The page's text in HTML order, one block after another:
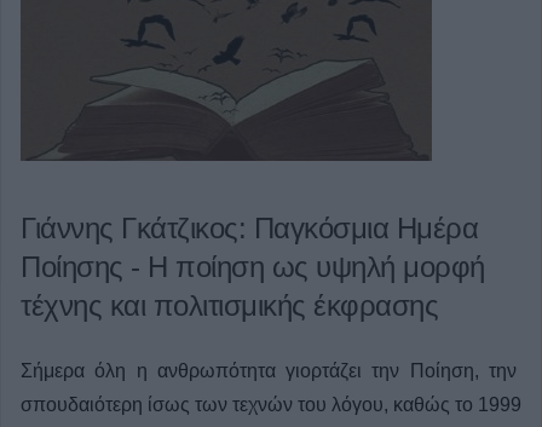
Γιάννης Γκάτζικος: Παγκόσμια Ημέρα
Ποίησης - Η ποίηση ως υψηλή μορφή
τέχνης και πολιτισμικής έκφρασης
Σήμερα όλη η ανθρωπότητα γιορτάζει την Ποίηση, την
σπουδαιότερη ίσως των τεχνών του λόγου, καθώς το 1999